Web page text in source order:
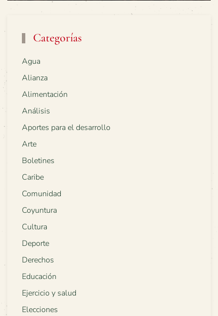
Categorías
Agua
Alianza
Alimentación
Análisis
Aportes para el desarrollo
Arte
Boletines
Caribe
Comunidad
Coyuntura
Cultura
Deporte
Derechos
Educación
Ejercicio y salud
Elecciones